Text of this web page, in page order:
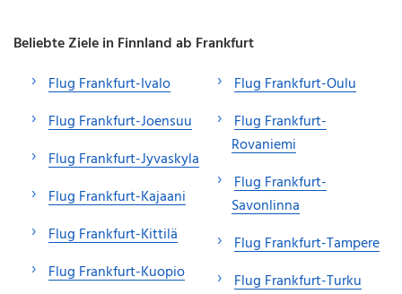
Beliebte Ziele in Finnland ab Frankfurt
Flug Frankfurt-Ivalo
Flug Frankfurt-Joensuu
Flug Frankfurt-Jyvaskyla
Flug Frankfurt-Kajaani
Flug Frankfurt-Kittilä
Flug Frankfurt-Kuopio
Flug Frankfurt-Oulu
Flug Frankfurt-
Rovaniemi
Flug Frankfurt-
Savonlinna
Flug Frankfurt-Tampere
Flug Frankfurt-Turku